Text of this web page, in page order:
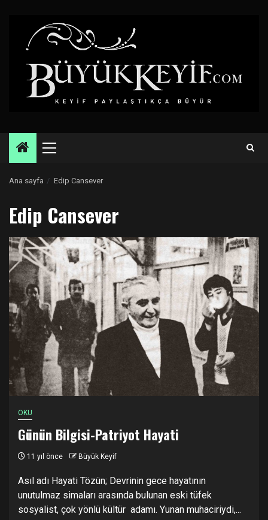
Primary
Ana sayfa Edip Cansever
Edip Cansever
OKU
Günün Bilgisi-Patriyot Hayati
11 yıl önce Büyük Keyif
Asıl adı Hayati Tözün; Devrinin gece hayatının
unutulmaz simaları arasında bulunan eski tüfek
sosyalist, çok yönlü kültür adamı. Yunan muhaciriydi,...